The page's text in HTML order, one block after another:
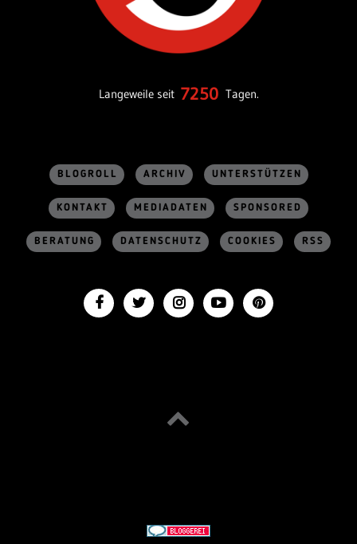
Langeweile seit 7250 Tagen.
BLOGROLL ARCHIV UNTERSTÜTZEN
KONTAKT MEDIADATEN SPONSORED
BERATUNG DATENSCHUTZ COOKIES RSS